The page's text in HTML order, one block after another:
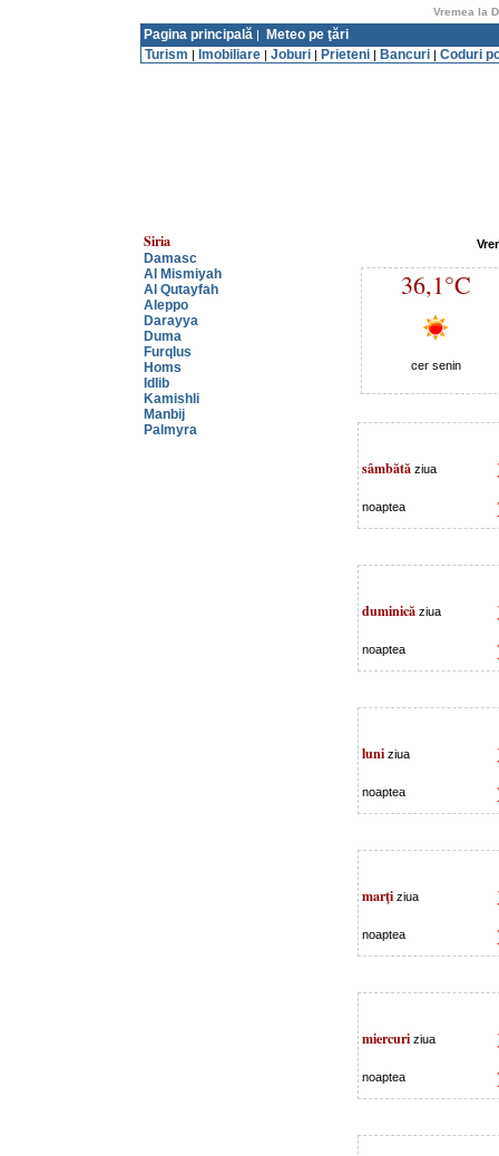
Vremea la
Pagina principală |
Meteo pe ţări
Turism | Imobiliare | Joburi | Prieteni | Bancuri | Coduri
Siria
Damasc
Al Mismiyah
Al Qutayfah
Aleppo
Darayya
Duma
Furqlus
Homs
Idlib
Kamishli
Manbij
Palmyra
36,1°C
cer senin
sâmbătă ziua
noaptea
duminică ziua
noaptea
luni ziua
noaptea
marţi ziua
noaptea
miercuri ziua
noaptea